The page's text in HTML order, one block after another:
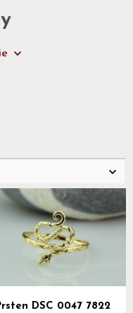
DSC 0047 7822